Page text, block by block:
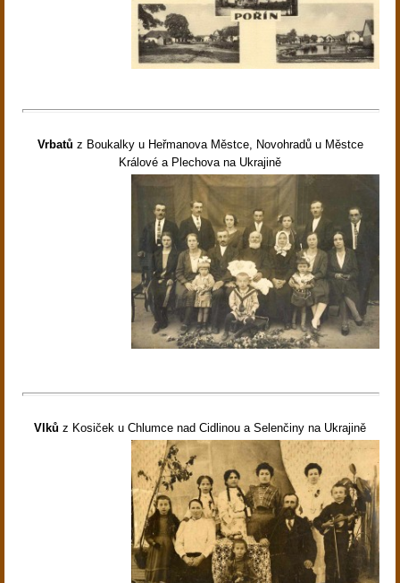
Vrbatů z Boukalky u Heřmanova Městce, Novohradů u Městce
Králové a Plechova na Ukrajině
Vlků z Kosiček u Chlumce nad Cidlinou a Selenčiny na Ukrajině